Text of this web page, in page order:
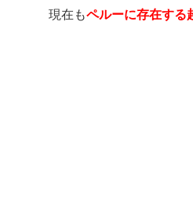
現在もペルーに存在する